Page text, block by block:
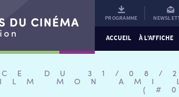
PROGRAMME
ACCUEIL À L’AFFICHE
DU 31/
MON AMI